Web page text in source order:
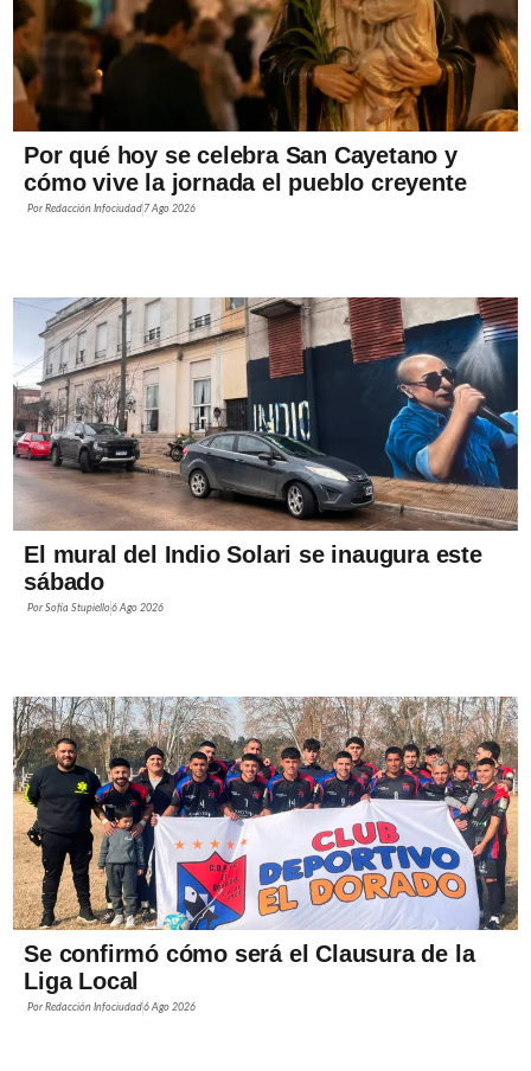
Por qué hoy se celebra San Cayetano y
cómo vive la jornada el pueblo creyente
PorRedacción Infociudad 7 Ago 2026
El mural del Indio Solari se inaugura este
sábado
PorSofía Stupiello6 Ago 2026
Se confirmó cómo será el Clausura de la
Liga Local
PorRedacción Infociudad6 Ago 2026